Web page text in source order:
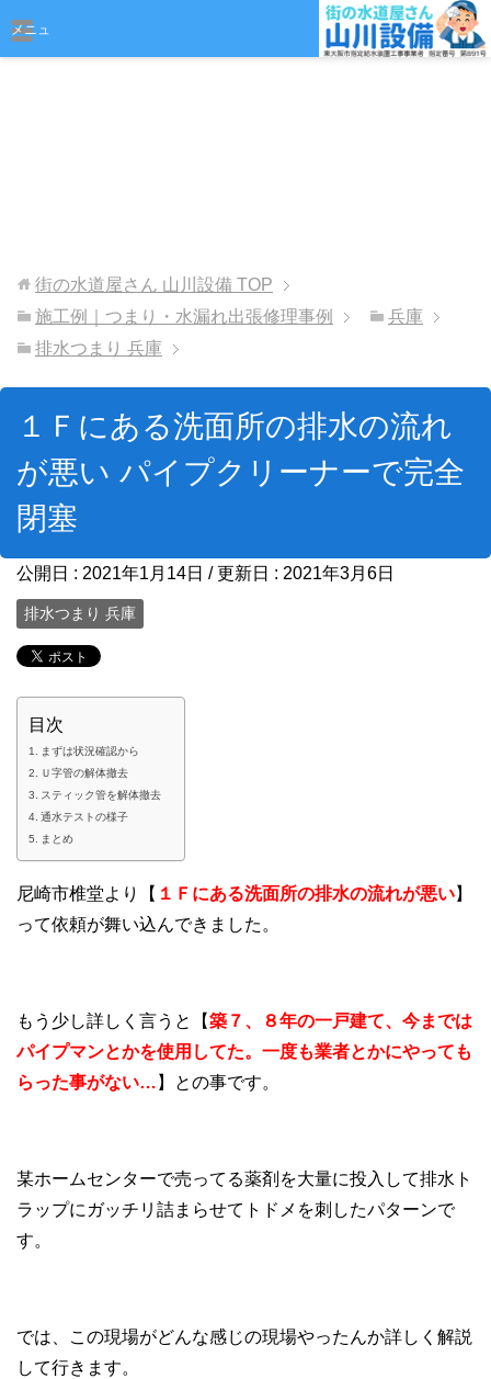
メニュ
街の水道屋さん 山川設備 TOP
施工例｜つまり・水漏れ出張修理事例
兵庫
排水つまり 兵庫
１Ｆにある洗面所の排水の流れ
が悪い パイプクリーナーで完全
閉塞
公開日 : 2021年1月14日 / 更新日 : 2021年3月6日
排水つまり 兵庫
目次
まずは状況確認から
Ｕ字管の解体撤去
スティック管を解体撤去
通水テストの様子
まとめ
尼崎市椎堂より【 １Ｆにある洗面所の排水の流れが悪い】
って依頼が舞い込んできました。
もう少し詳しく言うと【築７、８年の一戸建て、今までは
パイプマンとかを使用してた。一度も業者とかにやっても
らった事がない… 】との事です。
某ホームセンターで売ってる薬剤を大量に投入して排水ト
ラップにガッチリ詰まらせてトドメを刺したパターンで
す。
では、この現場がどんな感じの現場やったんか詳しく解説
して行きます。